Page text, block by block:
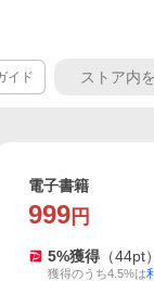
イド
電子書籍
999 円
5%獲得 （44pt）
獲得のうち4.5%は